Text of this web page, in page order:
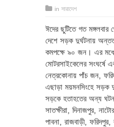
in সারাদেশ
ঈদের ছুটিতে গত মঙ্গলবার
দেশে সড়ক দুর্ঘটনায়
কমপক্ষে ৯০ জন। এর
মোটরসাইকেলের সংঘর্ষে
নেত্রকোনায় পাঁচ জন,
এছাড়া ময়মনসিংহে সড়ক
সড়কে হতাহতের অন্য
সাতক্ষীরা, দিনাজপুর,
পাবনা, রাজবাড়ী, ফরিদপুর,